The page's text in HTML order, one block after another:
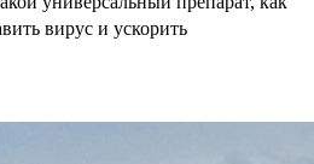
вирус и ускорить